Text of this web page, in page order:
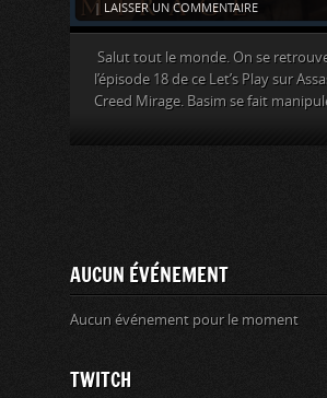
|
LAISSER UN COMMENTAIRE
Salut tout le monde. On se
l’épisode 18 de ce Let’s Play sur
Creed Mirage. Basim se fait
AUCUN ÉVÉNEMENT
Aucun événement pour le moment
TWITCH